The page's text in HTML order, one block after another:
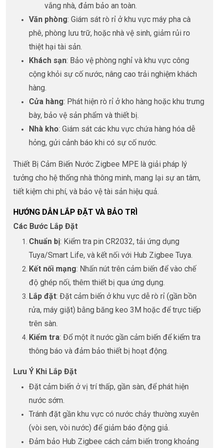
vắng nhà, đảm bảo an toàn.
Văn phòng: Giám sát rò rỉ ở khu vực máy pha cà
phê, phòng lưu trữ, hoặc nhà vệ sinh, giảm rủi ro
thiệt hại tài sản.
Khách sạn: Bảo vệ phòng nghỉ và khu vực công
cộng khỏi sự cố nước, nâng cao trải nghiệm khách
hàng.
Cửa hàng: Phát hiện rò rỉ ở kho hàng hoặc khu trưng
bày, bảo vệ sản phẩm và thiết bị.
Nhà kho: Giám sát các khu vực chứa hàng hóa dễ
hỏng, gửi cảnh báo khi có sự cố nước.
Thiết Bị Cảm Biến Nước Zigbee MPE là giải pháp lý
tưởng cho hệ thống nhà thông minh, mang lại sự an tâm,
tiết kiệm chi phí, và bảo vệ tài sản hiệu quả.
HƯỚNG DẪN LẮP ĐẶT VÀ BẢO TRÌ
Các Bước Lắp Đặt
Chuẩn bị: Kiểm tra pin CR2032, tải ứng dụng
Tuya/Smart Life, và kết nối với Hub Zigbee Tuya.
Kết nối mạng: Nhấn nút trên cảm biến để vào chế
độ ghép nối, thêm thiết bị qua ứng dụng.
Lắp đặt: Đặt cảm biến ở khu vực dễ rò rỉ (gần bồn
rửa, máy giặt) bằng băng keo 3M hoặc để trực tiếp
trên sàn.
Kiểm tra: Đổ một ít nước gần cảm biến để kiểm tra
thông báo và đảm bảo thiết bị hoạt động.
Lưu Ý Khi Lắp Đặt
Đặt cảm biến ở vị trí thấp, gần sàn, để phát hiện
nước sớm.
Tránh đặt gần khu vực có nước chảy thường xuyên
(vòi sen, vòi nước) để giảm báo động giả.
Đảm bảo Hub Zigbee cách cảm biến trong khoảng